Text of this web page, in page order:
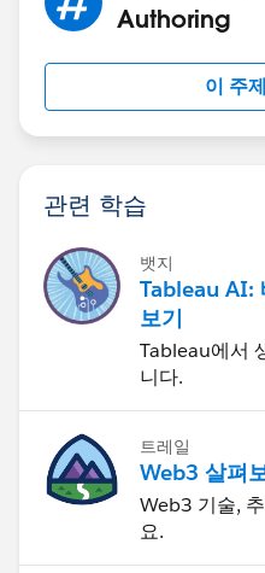
Authoring
이 주
관련 학습
뱃지
Tableau AI:
보기
Tableau에서
니다.
트레일
Web3 살펴
Web3 기술,
요.